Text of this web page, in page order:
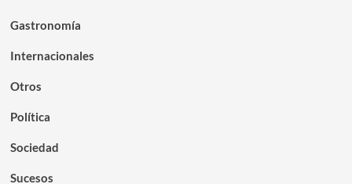
Gastronomía
Internacionales
Otros
Política
Sociedad
Sucesos